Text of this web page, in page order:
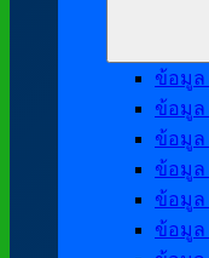
ข้อมูล
ข้อมูล
ข้อมูล
ข้อมูล
ข้อมูล
ข้อมูล